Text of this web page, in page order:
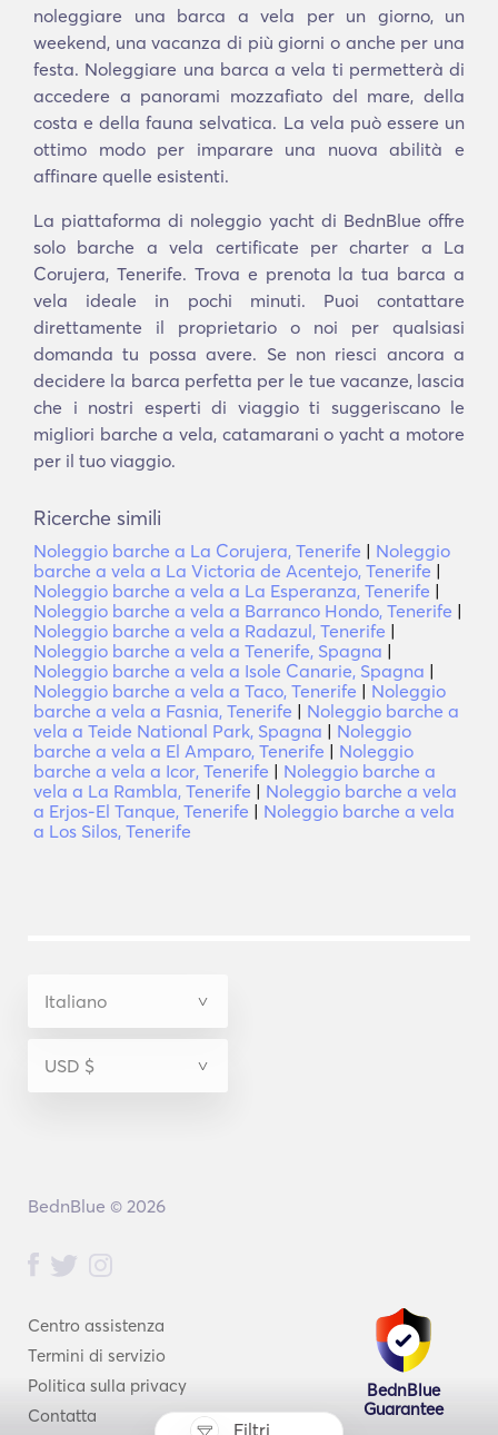
Filtri
noleggiare una barca a vela per un giorno, un
weekend, una vacanza di più giorni o anche per una
festa. Noleggiare una barca a vela ti permetterà di
accedere a panorami mozzafiato del mare, della
costa e della fauna selvatica. La vela può essere un
ottimo modo per imparare una nuova abilità e
affinare quelle esistenti.
La piattaforma di noleggio yacht di BednBlue offre
solo barche a vela certificate per charter a La
Corujera, Tenerife. Trova e prenota la tua barca a
vela ideale in pochi minuti. Puoi contattare
direttamente il proprietario o noi per qualsiasi
domanda tu possa avere. Se non riesci ancora a
decidere la barca perfetta per le tue vacanze, lascia
che i nostri esperti di viaggio ti suggeriscano le
migliori barche a vela, catamarani o yacht a motore
per il tuo viaggio.
Ricerche simili
Noleggio barche a La Corujera, Tenerife | Noleggio
barche a vela a La Victoria de Acentejo, Tenerife |
Noleggio barche a vela a La Esperanza, Tenerife |
Noleggio barche a vela a Barranco Hondo, Tenerife |
Noleggio barche a vela a Radazul, Tenerife |
Noleggio barche a vela a Tenerife, Spagna |
Noleggio barche a vela a Isole Canarie, Spagna |
Noleggio barche a vela a Taco, Tenerife | Noleggio
barche a vela a Fasnia, Tenerife | Noleggio barche a
vela a Teide National Park, Spagna | Noleggio
barche a vela a El Amparo, Tenerife | Noleggio
barche a vela a Icor, Tenerife | Noleggio barche a
vela a La Rambla, Tenerife | Noleggio barche a vela
a Erjos-El Tanque, Tenerife | Noleggio barche a vela
a Los Silos, Tenerife
Centro assistenza
Termini di servizio
Politica sulla privacy
Contatta
BednBlue
Guarantee
BednBlue © 2026